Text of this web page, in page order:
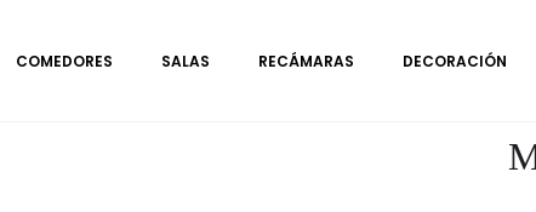
COMEDORES SALAS RECÁMARAS DECORACIÓN